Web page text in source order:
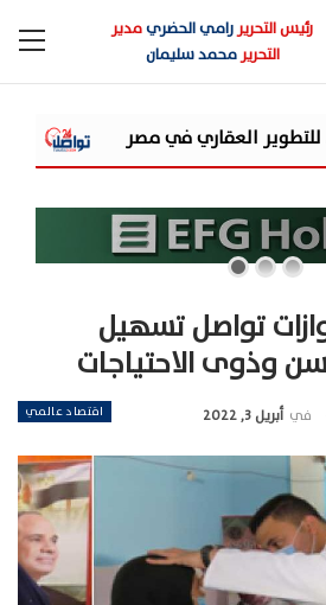
رئيس التحريررامي الحضريمدير
التحريرمحمد سليمان
شركة «AIG» تتعاون مع «CSCEC الصينية» بمشروع «AI Tower» بأعلى المعايير العالمية
تواصل تسهيل
وذوى الاحتياجات
اقتصاد عالمي في أبريل 3, 2022